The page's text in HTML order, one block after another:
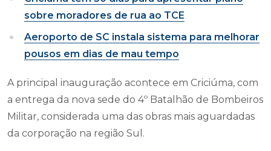
sobre moradores de rua ao TCE
Aeroporto de SC instala sistema para melhorar
pousos em dias de mau tempo
A principal inauguração acontece em Criciúma, com
a entrega da nova sede do 4º Batalhão de Bombeiros
Militar, considerada uma das obras mais aguardadas
da corporação na região Sul.